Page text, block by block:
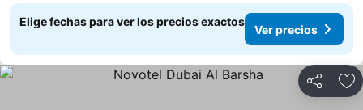
Elige fechas para ver los precios exactos
Ver precios
Compartir